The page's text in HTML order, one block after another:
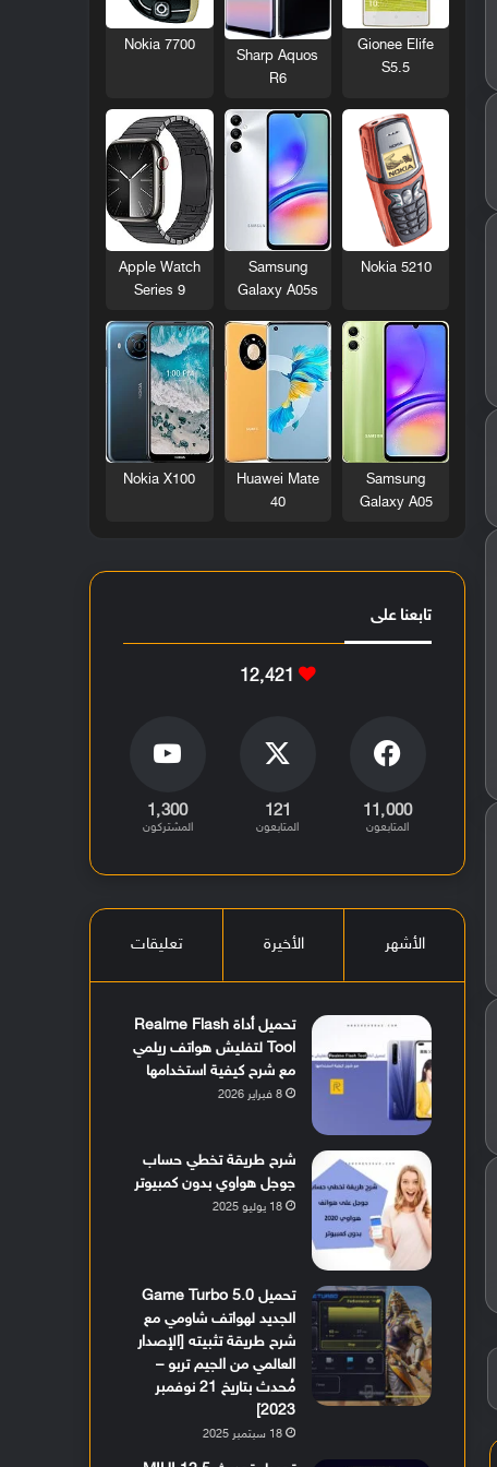
Gionee Elife
S5.5
Sharp Aquos
R6
Nokia 7700
Nokia 5210
Samsung
Galaxy A05s
Apple Watch
Series 9
Samsung
Galaxy A05
Huawei Mate
40
Nokia X100
تابعنا على
12٬421
11٬000
المتابعون
121
المتابعون
1٬300
المشتركون
الأشهر الأخيرة تعليقات
تحميل أداة Realme Flash
Tool لتفليش هواتف ريلمي
مع شرح كيفية استخدامها
8 فبراير 2026
شرح طريقة تخطي حساب
جوجل هواوي بدون كمبيوتر
18 يوليو 2025
تحميل Game Turbo 5.0
الجديد لهواتف شاومي مع
شرح طريقة تثبيته [الإصدار
العالمي من الجيم تربو –
مُحدث بتاريخ 21 نوفمبر
2023]
18 سبتمبر 2025